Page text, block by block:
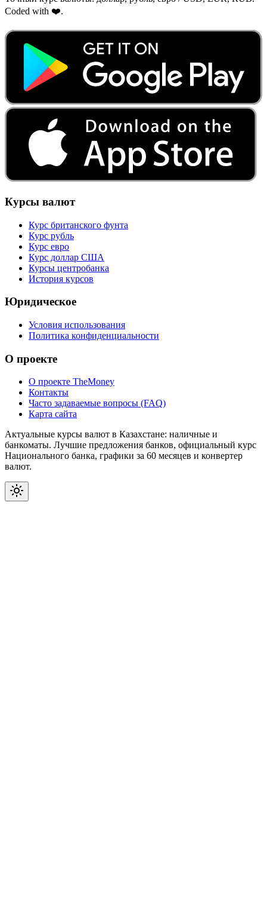
Coded with ❤️.
Курсы валют
Курс британского фунта
Курс рубль
Курс евро
Курс доллар США
Курсы центробанка
История курсов
Юридическое
Условия использования
Политика конфиденциальности
О проекте
О проекте TheMoney
Контакты
Часто задаваемые вопросы (FAQ)
Карта сайта
Актуальные курсы валют в Казахстане: наличные и
банкоматы. Лучшие предложения банков, официальный курс
Национального банка, графики за 60 месяцев и конвертер
валют.